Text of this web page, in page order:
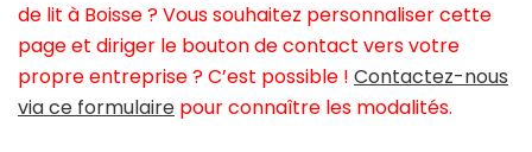
de lit à Boisse ? Vous souhaitez personnaliser cette
page et diriger le bouton de contact vers votre
propre entreprise ? C’est possible ! Contactez-nous
via ce formulaire pour connaître les modalités.